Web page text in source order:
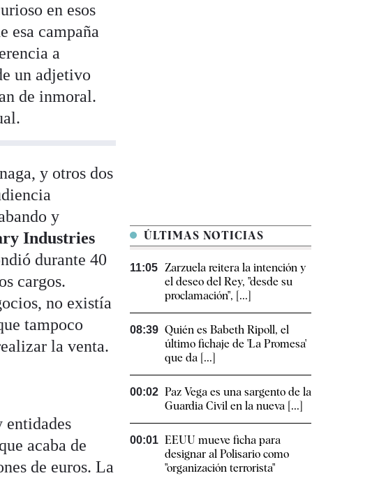
en esos
esa campaña
a
un adjetivo
de inmoral.
y otros dos
y
Industries
durante 40
cargos.
no existía
tampoco
la venta.
entidades
acaba de
de euros. La
ÚLTIMAS NOTICIAS
11:05 Zarzuela reitera la intención y
el deseo del Rey, "desde su
proclamación", [...]
08:39 Quién es Babeth Ripoll, el
último fichaje de 'La Promesa'
que da [...]
00:02 Paz Vega es una sargento de la
Guardia Civil en la nueva [...]
00:01 EEUU mueve ficha para
designar al Polisario como
"organización terrorista"